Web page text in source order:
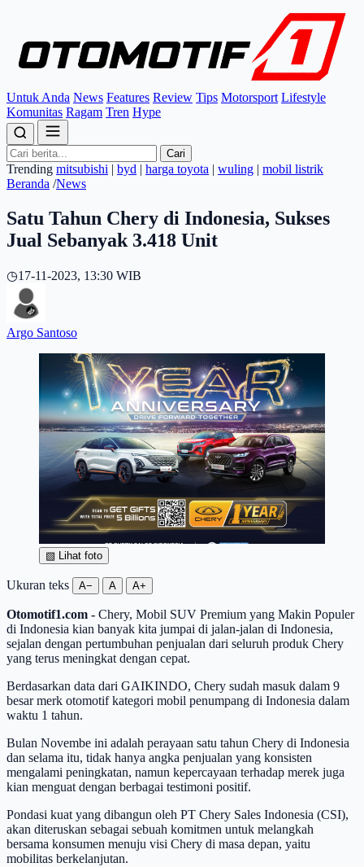
Untuk Anda News Features Review Tips Motorsport Lifestyle
Komunitas Ragam Tren Hype
Cari
Trending mitsubishi | byd | harga toyota | wuling | mobil listrik
Beranda /News
Satu Tahun Chery di Indonesia, Sukses
Jual Sebanyak 3.418 Unit
◷17-11-2023, 13:30 WIB
Argo Santoso
▧ Lihat foto
Ukuran teks A− A A+
Otomotif1.com - Chery, Mobil SUV Premium yang Makin Populer
di Indonesia kian banyak kita jumpai di jalan-jalan di Indonesia,
sejalan dengan pertumbuhan penjualan dari seluruh produk Chery
yang terus meningkat dengan cepat.
Berdasarkan data dari GAIKINDO, Chery sudah masuk dalam 9
besar merk otomotif kategori mobil penumpang di Indonesia dalam
waktu 1 tahun.
Bulan Novembe ini adalah perayaan satu tahun Chery di Indonesia
dan selama itu, tidak hanya angka penjualan yang konsisten
mengalami peningkatan, namun kepercayaan terhadap merek juga
kian menguat dengan berbagai testimoni positif.
Pondasi kuat yang dibangun oleh PT Chery Sales Indonesia (CSI),
akan diteruskan sebagai sebuah komitmen untuk melangkah
bersama konsumen menuju visi Chery di masa depan, yaitu
mobilitas berkelanjutan.